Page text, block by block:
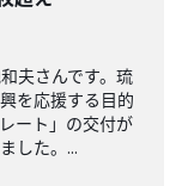
夫さんです。琉
を応援する目的
ート」の交付が
した。...